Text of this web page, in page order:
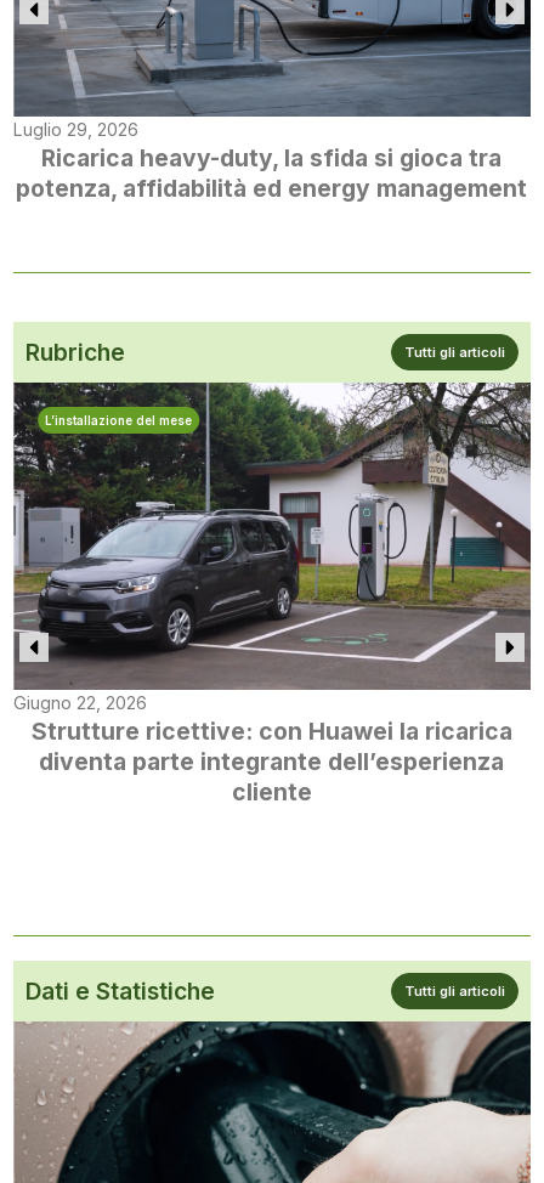
Luglio 29, 2026
Ricarica heavy-duty, la sfida si gioca tra
potenza, affidabilità ed energy management
Rubriche Tutti gli articoli
L’installazione del mese
Giugno 22, 2026
Strutture ricettive: con Huawei la ricarica
diventa parte integrante dell’esperienza
cliente
Dati e Statistiche Tutti gli articoli